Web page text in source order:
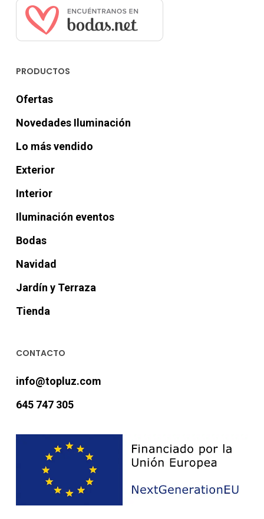
PRODUCTOS
Ofertas
Novedades Iluminación
Lo más vendido
Exterior
Interior
Iluminación eventos
Bodas
Navidad
Jardín y Terraza
Tienda
CONTACTO
info@topluz.com
645 747 305